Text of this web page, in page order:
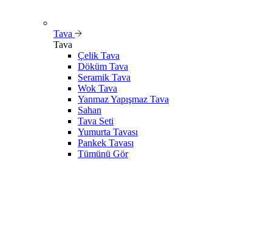
Tava
Tava
Çelik Tava
Döküm Tava
Seramik Tava
Wok Tava
Yanmaz Yapışmaz Tava
Sahan
Tava Seti
Yumurta Tavası
Pankek Tavası
Tümünü Gör